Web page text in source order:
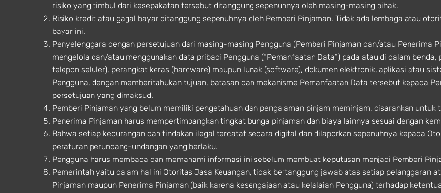
risiko yang timbul dari kesepakatan tersebut ditanggung sepenuhnya oleh masing-masing pihak.
Risiko kredit atau gagal bayar ditanggung sepenuhnya oleh Pemberi Pinjaman. Tidak ada lembaga atau
bayar ini.
Penyelenggara dengan persetujuan dari masing-masing Pengguna (Pemberi Pinjaman dan/atau Penerima
mengelola dan/atau menggunakan data pribadi Pengguna (“Pemanfaatan Data”) pada atau di dalam
telepon seluler), perangkat keras (hardware) maupun lunak (software), dokumen elektronik, aplikasi atau
Pengguna, dengan memberitahukan tujuan, batasan dan mekanisme Pemanfaatan Data tersebut kepada
persetujuan yang dimaksud.
Pemberi Pinjaman yang belum memiliki pengetahuan dan pengalaman pinjam meminjam, disarankan untuk
Penerima Pinjaman harus mempertimbangkan tingkat bunga pinjaman dan biaya lainnya sesuai dengan
Bahwa setiap kecurangan dan tindakan ilegal tercatat secara digital dan dilaporkan sepenuhnya kepada
peraturan perundang-undangan yang berlaku.
Pengguna harus membaca dan memahami informasi ini sebelum membuat keputusan menjadi Pemberi
Pemerintah yaitu dalam hal ini Otoritas Jasa Keuangan, tidak bertanggung jawab atas setiap pelanggaran
Pinjaman maupun Penerima Pinjaman (baik karena kesengajaan atau kelalaian Pengguna) terhadap